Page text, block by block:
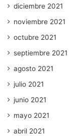
diciembre 2021
noviembre 2021
octubre 2021
septiembre 2021
agosto 2021
julio 2021
junio 2021
mayo 2021
abril 2021